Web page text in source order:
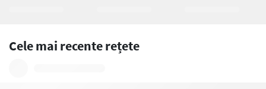
Cele mai recente rețete